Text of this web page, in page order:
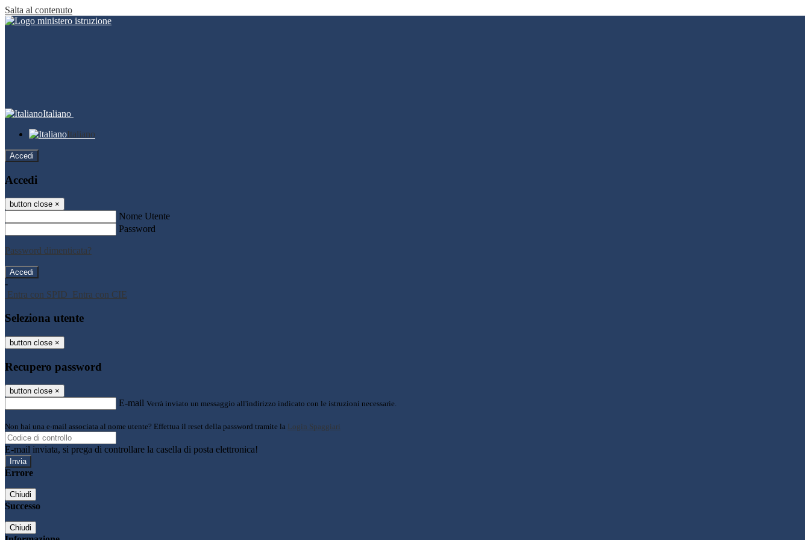
Salta al contenuto
Italiano
Italiano
Accedi
Accedi
button close ×
Nome Utente
Password
Password dimenticata?
-
Entra con SPID Entra con CIE
Seleziona utente
button close ×
Recupero password
button close ×
E-mail Verrà inviato un messaggio all'indirizzo indicato con le istruzioni necessarie.
Non hai una e-mail associata al nome utente? Effettua il reset della password tramite la Login Spaggiari
E-mail inviata, si prega di controllare la casella di posta elettronica!
Errore
Chiudi
Successo
Chiudi